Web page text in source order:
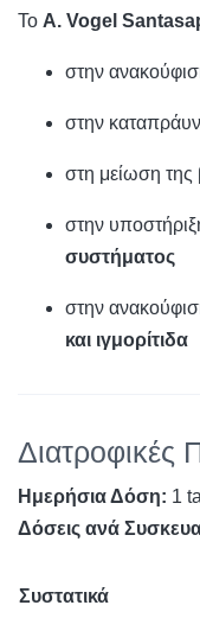
Το A. Vogel
στην
στην
στη μείωση της
στην
συστήματος
στην
και ιγμορίτιδα
Διατροφικές
Ημερήσια Δόση: 1
Δόσεις ανά
Συστατικά